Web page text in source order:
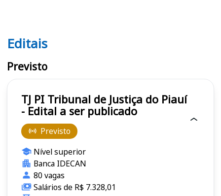
Editais TJ PI
Editais
Previsto
TJ PI Tribunal de Justiça do Piauí
- Edital a ser publicado
Previsto
Nível superior
Banca IDECAN
80 vagas
Salários de R$ 7.328,01